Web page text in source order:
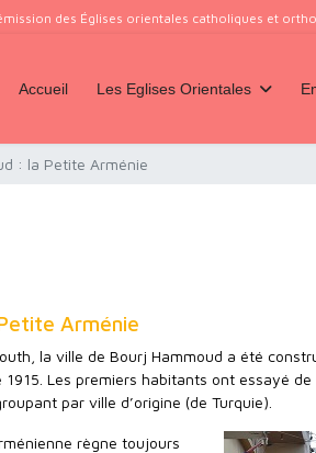
des Églises orientales catholiques et
Accueil Les Eglises Orientales
: la Petite Arménie
Arménie
la ville de Bourj Hammoud a été
1915. Les premiers habitants ont essayé
par ville d’origine (de Turquie).
règne toujours